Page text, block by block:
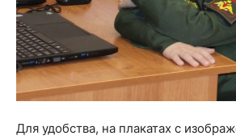
Для удобства, на плакатах с